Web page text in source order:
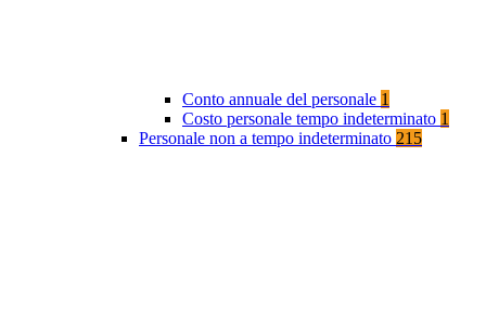
Conto annuale del personale 1
Costo personale tempo indeterminato 1
Personale non a tempo indeterminato 215